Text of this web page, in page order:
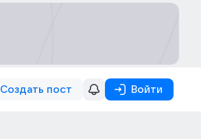
Создать пост Войти